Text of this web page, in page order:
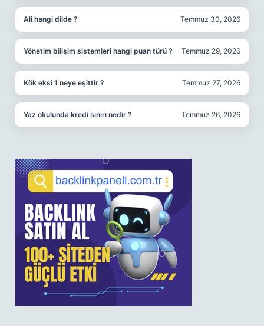
Ali hangi dilde ? Temmuz 30, 2026
Yönetim bilişim sistemleri hangi puan türü ? Temmuz 29, 2026
Kök eksi 1 neye eşittir ? Temmuz 27, 2026
Yaz okulunda kredi sınırı nedir ? Temmuz 26, 2026